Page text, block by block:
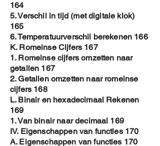
164
5. Verschil in tijd (met digitale klok)
165
6. Temperatuurverschil berekenen 166
K. Romeinse Cijfers 167
1. Romeinse cijfers omzetten naar
getallen 167
2. Getallen omzetten naar romeinse
cijfers 168
L. Binair en hexadecimaal Rekenen
169
1. Van binair naar decimaal 169
IV. Eigenschappen van functies 170
A. Eigenschappen van functies 170